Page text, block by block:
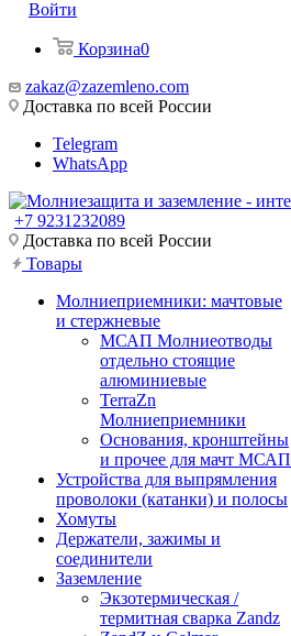
Войти
Корзина0
zakaz@zazemleno.com
Доставка по всей России
Telegram
WhatsApp
+7 9231232089
Доставка по всей России
Товары
Молниеприемники: мачтовые
и стержневые
МСАП Молниеотводы
отдельно стоящие
алюминиевые
TerraZn
Молниеприемники
Основания, кронштейны
и прочее для мачт МСАП
Устройства для выпрямления
проволоки (катанки) и полосы
Хомуты
Держатели, зажимы и
соединители
Заземление
Экзотермическая /
термитная сварка Zandz